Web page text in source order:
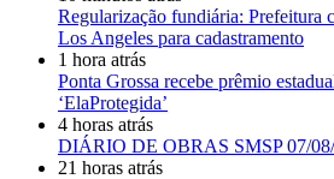
Regularização fundiária: Prefeitura
Los Angeles para cadastramento
1 hora atrás
Ponta Grossa recebe prêmio
‘ElaProtegida’
4 horas atrás
DIÁRIO DE OBRAS SMSP 07/
21 horas atrás